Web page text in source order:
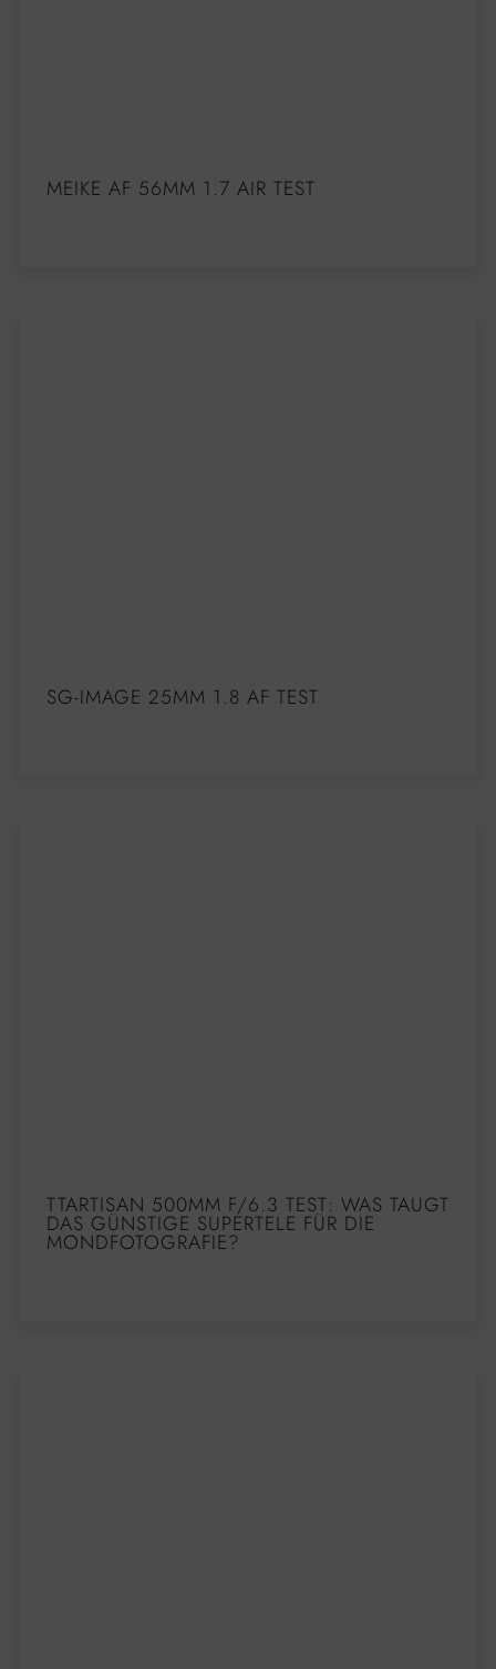
MEIKE AF 56MM 1.7 AIR TEST
SG-IMAGE 25MM 1.8 AF TEST
TTARTISAN 500MM F/6.3 TEST: WAS TAUGT
DAS GÜNSTIGE SUPERTELE FÜR DIE
MONDFOTOGRAFIE?